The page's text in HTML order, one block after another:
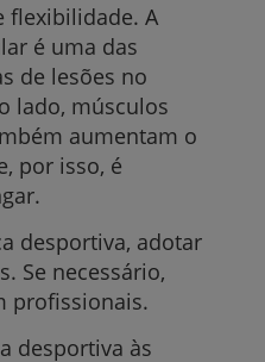
flexibilidade. A
é uma das
de lesões no
lado, músculos
aumentam o
por isso, é
desportiva, adotar
Se necessário,
profissionais.
desportiva às